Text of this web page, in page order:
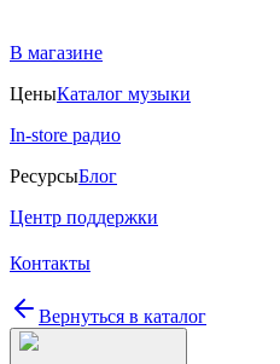
В магазине
ЦеныКаталог музыки
In-store радио
РесурсыБлог
Центр поддержки
Контакты
Вернуться в каталог